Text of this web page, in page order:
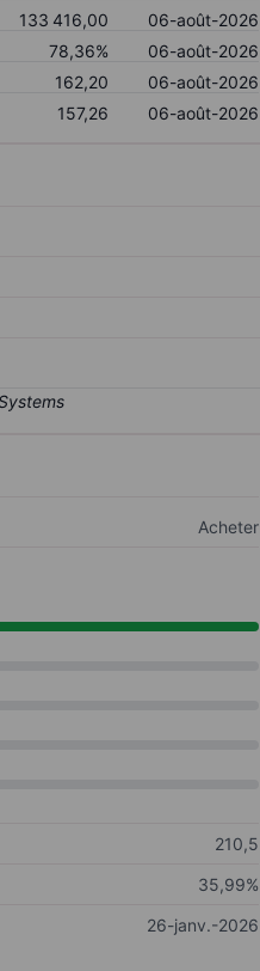
133 416,00
06-août-2026
78,36%
06-août-2026
162,20
06-août-2026
157,26 06-août-2026
Acheter
210,5
35,99%
26-janv.-2026